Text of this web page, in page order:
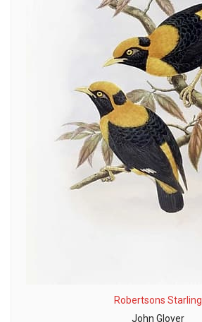
Robertsons Starling
John Glover